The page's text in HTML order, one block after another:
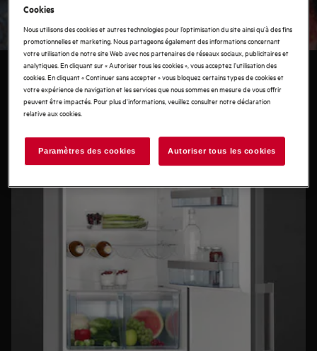
les besoins en matière de réfrigération diffèrent en
fonction des régimes et des goûts de chacun.
Cookies
Nous utilisons des cookies et autres technologies pour l’optimisation du site ainsi qu’à des fins
promotionnelles et marketing. Nous partageons également des informations concernant
votre utilisation de notre site Web avec nos partenaires de réseaux sociaux, publicitaires et
analytiques. En cliquant sur « Autoriser tous les cookies », vous acceptez l'utilisation des
cookies. En cliquant « Continuer sans accepter » vous bloquez certains types de cookies et
votre expérience de navigation et les services que nous sommes en mesure de vous offrir
peuvent être impactés. Pour plus d'informations, veuillez consulter notre déclaration
relative aux cookies.
Paramètres des cookies Autoriser tous les cookies